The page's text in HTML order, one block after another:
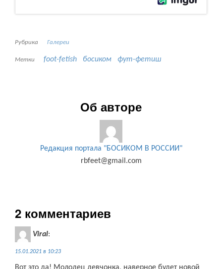
Рубрика Галереи
Метки foot-fetish босиком фут-фетиш
Об авторе
Редакция портала "БОСИКОМ В РОССИИ"
rbfeet@gmail.com
2 комментариев
Viral:
15.01.2021 в 10:23